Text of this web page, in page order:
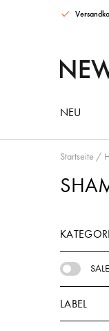
NEU
Startseite /
SALE
LABEL